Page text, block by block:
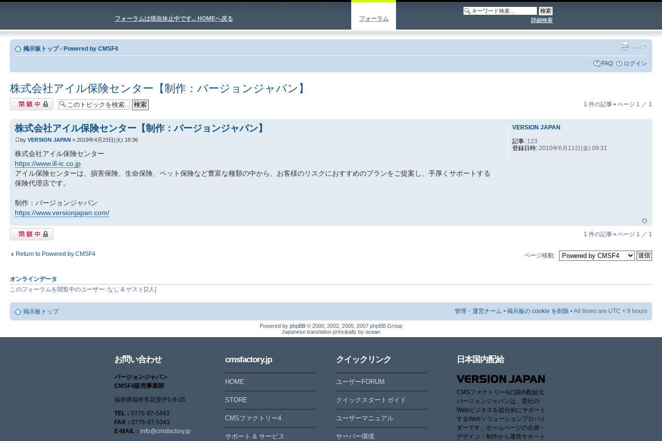
フォーラムは現在休止中です... HOMEへ戻る
sp; sp; sp;
フォーラム 詳細検索
掲示板トップ ‹ Powered by CMSF4
FAQ ログイン
株式会社アイル保険センター【制作：バージョンジャパン】
閉鎖中トピック 1 件の記事 • ページ 1 ／ 1
株式会社アイル保険センター【制作：バージョンジャパン】
by VERSION JAPAN » 2019年4月23日(火) 18:36
株式会社アイル保険センター
https://www.ill-ic.co.jp
アイル保険センターは、損害保険、生命保険、ペット保険など豊富な種類の中から、お客様のリスクにおすすめのプランをご提案し、手厚くサポートする
保険代理店です。
制作：バージョンジャパン
https://www.versionjapan.com/
VERSION JAPAN
記事:123
登録日時:2010年6月11日(金) 09:31
閉鎖中トピック 1 件の記事 • ページ 1 ／ 1
Return to Powered by CMSF4 ページ移動:
オンラインデータ
このフォーラムを閲覧中のユーザー: なし & ゲスト[2人]
掲示板トップ 管理・運営チーム • 掲示板の cookie を削除 • All times are UTC + 9 hours
Powered by phpBB © 2000, 2002, 2005, 2007 phpBB Group
Japanese translation principally by ocean
お問い合わせ
バージョンジャパン
CMSF4販売事業部
福井県福井市花堂中1-8-15
TEL： 0776-97-5443
FAX： 0776-97-5343
E-MAIL： info@cmsfactory.jp
cmsfactory.jp
HOME
STORE
CMSファクトリー4
サポート & サービス
クイックリンク
ユーザーFORUM
クイックスタートガイド
ユーザーマニュアル
サーバー環境
日本国内配給
CMSファクトリー4の国内配給元
バージョンジャパンは、貴社の
Webビジネスを総合的にサポート
するWebソリューションプロバイ
ダーです。ホームページの企画・
デザイン・制作から運営サポート